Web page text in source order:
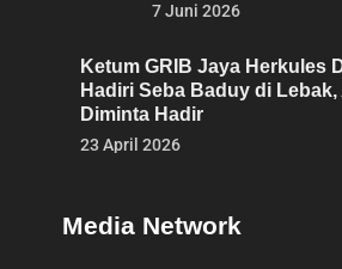
7 Juni 2026
Ketum GRIB Jaya Herkules
Hadiri Seba Baduy di
Diminta Hadir
23 April 2026
Media Network